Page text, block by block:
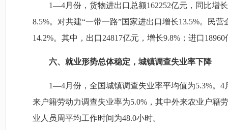
1—4月份，货物进出口总额162252亿元，同比增
8.5%。对共建“一带一路”国家进出口增长13.5%。民
14.2%。其中，出口24817亿元，增长9.8%；进口
六、就业形势总体稳定，城镇调查失业率下降
1—4月份，全国城镇调查失业率平均值为5.3%。
来户籍劳动力调查失业率为5.0%，其中外来农业户籍
业人员周平均工作时间为48.0小时。